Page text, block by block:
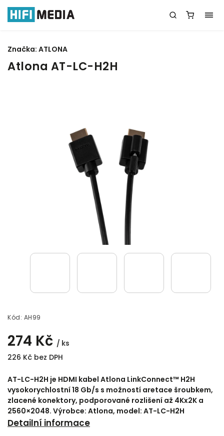
Atlona AT-LC-H2H
Kód: AH99
274 Kč / ks
226 Kč bez DPH
AT-LC-H2H je HDMI kabel Atlona LinkConnect™ H2H
vysokorychlostní 18 Gb/s s možností aretace šroubkem,
zlacené konektory, podporované rozlišení až 4Kx2K a
2560×2048. Výrobce: Atlona, model: AT-LC-H2H
Detailní informace
Značka: ATLONA